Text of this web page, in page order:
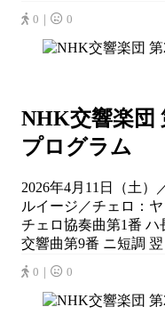
0｜ 0
NHK交響楽団
プログラム
2026年4月11日（土）
ルイージ／チェロ：
チェロ協奏曲第1番 ハ
交響曲第9番 ニ短調
0｜ 0